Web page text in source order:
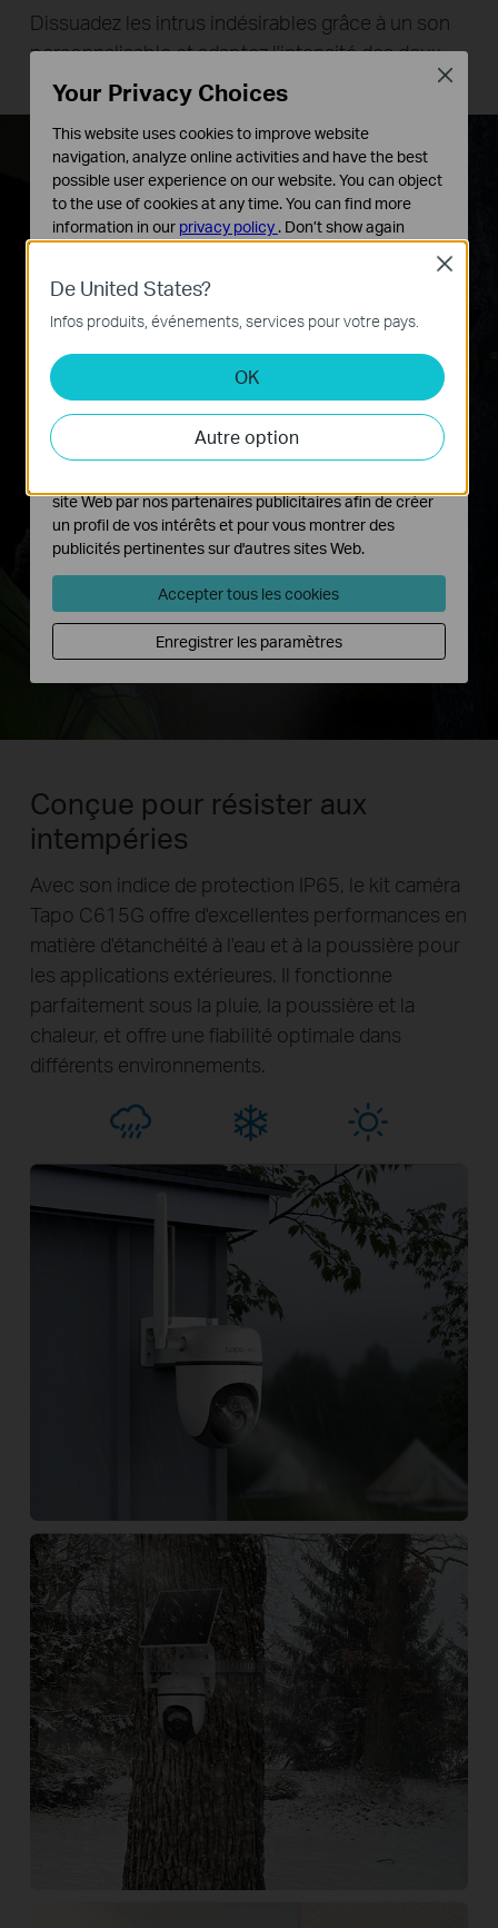
Dissuadez les intrus indésirables grâce à un son
personnalisable et adaptez l'intensité des deux
projecteurs pour un éclairage précis.
Conçue pour résister aux
intempéries
Avec son indice de protection IP65, le kit caméra
Tapo C615G offre d'excellentes performances en
matière d'étanchéité à l'eau et à la poussière pour
les applications extérieures. Il fonctionne
parfaitement sous la pluie, la poussière et la
chaleur, et offre une fiabilité optimale dans
différents environnements.
De United States?
Infos produits, événements, services pour votre pays.
OK
Autre option
Close
Your Privacy Choices
This website uses cookies to improve website
navigation, analyze online activities and have the best
possible user experience on our website. You can object
to the use of cookies at any time. You can find more
information in our privacy policy . Don’t show again
Ces cookies sont nécessaires au fonctionnement du
site Web et ne peuvent pas être désactivés dans vos
systèmes.
Cookies d'analyse et marketing
Les cookies d'analyse nous permettent d'analyser vos
activités sur notre site Web pour améliorer et ajuster les
fonctionnalités de notre site Web.
site Web par nos partenaires publicitaires afin de créer
un profil de vos intérêts et pour vous montrer des
publicités pertinentes sur d'autres sites Web.
Accepter tous les cookies
Enregistrer les paramètres
Close